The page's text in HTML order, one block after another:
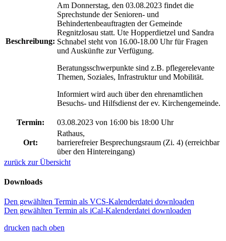
Beschreibung:
Am Donnerstag, den 03.08.2023 findet die
Sprechstunde der Senioren- und
Behindertenbeauftragten der Gemeinde
Regnitzlosau statt. Ute Hopperdietzel und Sandra
Schnabel steht von 16.00-18.00 Uhr für Fragen
und Auskünfte zur Verfügung.
Beratungsschwerpunkte sind z.B. pflegerelevante
Themen, Soziales, Infrastruktur und Mobilität.
Informiert wird auch über den ehrenamtlichen
Besuchs- und Hilfsdienst der ev. Kirchengemeinde.
Termin: 03.08.2023 von 16:00 bis 18:00 Uhr
Ort:
Rathaus,
barrierefreier Besprechungsraum (Zi. 4) (erreichbar
über den Hintereingang)
zurück zur Übersicht
Downloads
Den gewählten Termin als VCS-Kalenderdatei downloaden
Den gewählten Termin als iCal-Kalenderdatei downloaden
drucken nach oben